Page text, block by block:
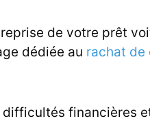
de votre prêt
dédiée au rachat de
difficultés financières